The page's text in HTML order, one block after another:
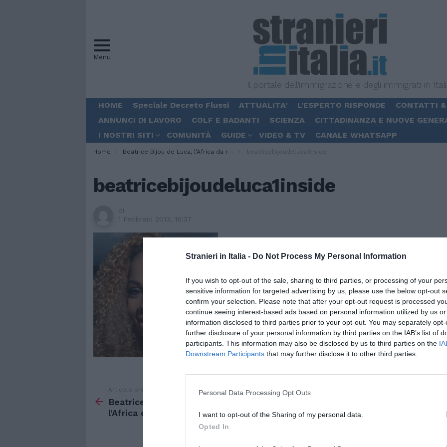
Stranieri in Italia - Do Not Process My Personal Information
If you wish to opt-out of the sale, sharing to third parties, or processing of your
sensitive information for targeted advertising by us, please use the below opt-out
confirm your selection. Please note that after your opt-out request is processed
continue seeing interest-based ads based on personal information utilized by us
information disclosed to third parties prior to your opt-out. You may separately
further disclosure of your personal information by third parties on the IAB’s list of
participants. This information may also be disclosed by us to third parties on the
Downstream Participants that may further disclose it to other third parties.
Personal Data Processing Opt Outs
I want to opt-out of the Sharing of my personal data.
Opted In
Menu
Il portale dell'immigrazione e degli immigrati in
HOME Speciale Decreto Flussi ATTUALITA’ L’ESPERTO RISPONDE
CONTATTI
ANNUNCI DI LAVORO
COLF E BADANTI SCIENZA
CITTADINANZA E NUOVE
I NOSTRI SITI
COMUNITÀ GUIDE VIDEO & TV CANALE WHATSAPP
You are here:
Home Beatrice Bijou de Luca, l’Africa da ridere beatricebijoudeluca1inside
beatricebijoudeluca1inside
di
1 Febbraio 2013, 16:37
di
Articolo precedente
Beatrice Bijou de Luca,
l’Africa da ridere